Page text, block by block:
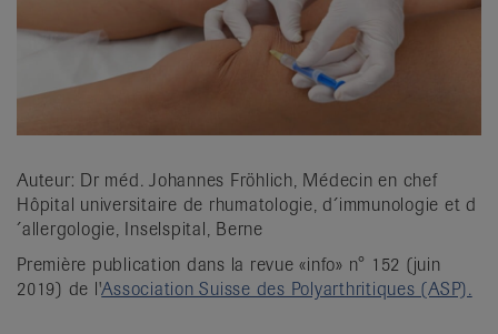
Auteur: Dr méd. Johannes Fröhlich, Médecin en chef
Hôpital universitaire de rhumatologie, d´immunologie et d
´allergologie, Inselspital, Berne
Première publication dans la revue «info» n° 152 (juin
2019) de l'Association Suisse des Polyarthritiques (ASP).